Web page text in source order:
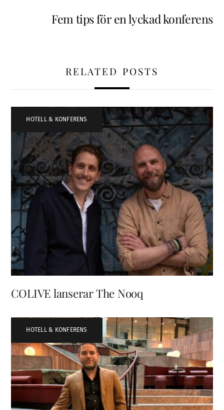
Fem tips för en lyckad konferens
RELATED POSTS
HOTELL & KONFERENS
COLIVE lanserar The Nooq
HOTELL & KONFERENS